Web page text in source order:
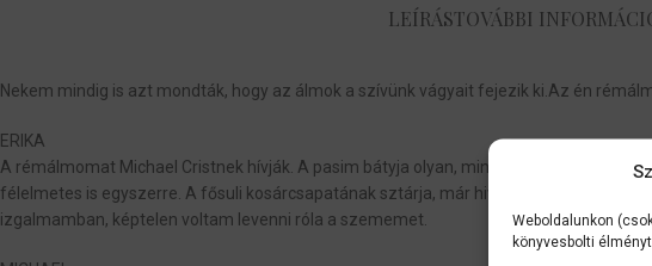
Weboldalunkon
könyvesbolti
LEÍRÁSTOVÁBBI
Nekem mindig is azt mondták, hogy az álmok a szívünk vágyait fejezik ki.Az én
ERIKA
A rémálmomat Michael Cristnek hívják. A pasim bátyja olyan, mint egy
félelmetes is egyszerre. A fősuli kosárcsapatának sztárja, már hivatásos
izgalmamban, képtelen voltam levenni róla a szememet.